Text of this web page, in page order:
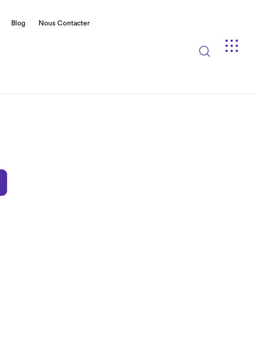
Blog Nous Contacter